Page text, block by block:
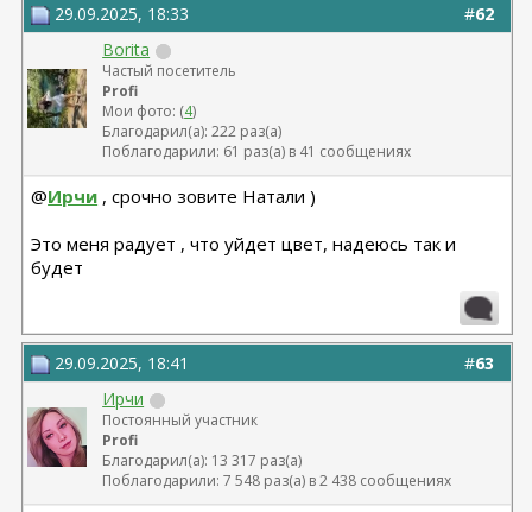
#62
29.09.2025, 18:33
Borita
Частый посетитель
Profi
Мои фото: (4)
Благодарил(а): 222 раз(а)
Поблагодарили: 61 раз(а) в 41 сообщениях
@Ирчи , срочно зовите Натали )
Это меня радует , что уйдет цвет, надеюсь так и
будет
#63
29.09.2025, 18:41
Ирчи
Постоянный участник
Profi
Благодарил(а): 13 317 раз(а)
Поблагодарили: 7 548 раз(а) в 2 438 сообщениях